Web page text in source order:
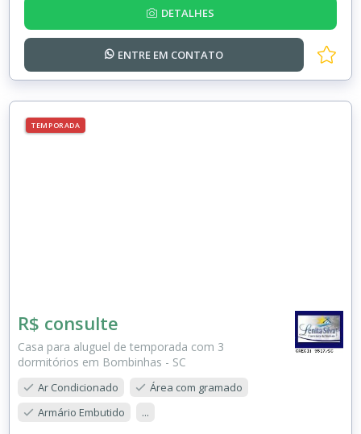
DETALHES
ENTRE EM CONTATO
TEMPORADA
R$ consulte
Casa para aluguel de temporada com 3
dormitórios em Bombinhas - SC
Ar Condicionado
Área com gramado
Armário Embutido
...